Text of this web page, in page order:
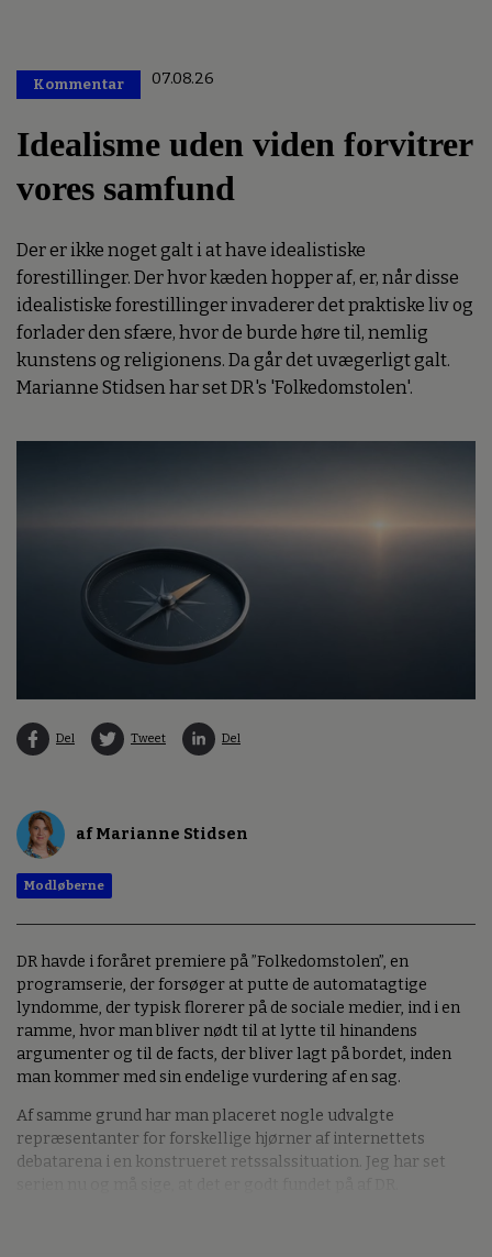
Kommentar 07.08.26
Idealisme uden viden forvitrer
vores samfund
Der er ikke noget galt i at have idealistiske
forestillinger. Der hvor kæden hopper af, er, når disse
idealistiske forestillinger invaderer det praktiske liv og
forlader den sfære, hvor de burde høre til, nemlig
kunstens og religionens. Da går det uvægerligt galt.
Marianne Stidsen har set DR's 'Folkedomstolen'.
Del Tweet Del
af Marianne Stidsen
Modløberne
DR havde i foråret premiere på ”Folkedomstolen”, en
programserie, der forsøger at putte de automatagtige
lyndomme, der typisk florerer på de sociale medier, ind i en
ramme, hvor man bliver nødt til at lytte til hinandens
argumenter og til de facts, der bliver lagt på bordet, inden
man kommer med sin endelige vurdering af en sag.
Af samme grund har man placeret nogle udvalgte
repræsentanter for forskellige hjørner af internettets
debatarena i en konstrueret retssalssituation. Jeg har set